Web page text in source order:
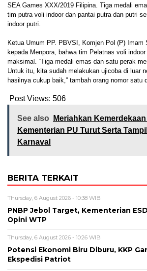
SEA Games XXX/2019 Filipina. Tiga medali
tim putra voli indoor dan pantai putra dan putri
indoor putri.
Ketua Umum PP. PBVSI, Komjen Pol (P) Imam
kepada Menpora, bahwa tim Pelatnas voli
maksimal. “Tiga medali emas dan satu perak
Untuk itu, kita sudah melakukan ujicoba di luar
hasilnya cukup baik,” tambah orang nomor satu
Post Views: 506
See also
Meriahkan
Kementerian PU Turut Serta
Karnaval
BERITA TERKAIT
Thursday, 6 August 2026 - 10:38 WIB
PNBP Jebol Target, Kementerian
Opini WTP
Thursday, 6 August 2026 - 10:26 WIB
Potensi Ekonomi Biru Diburu, KKP
Ekspedisi Patriot